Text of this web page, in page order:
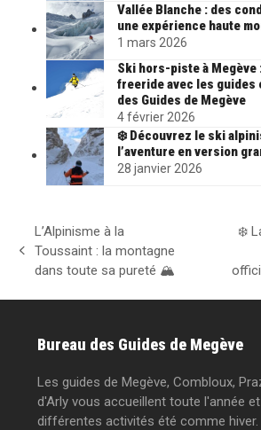
Vallée Blanche : des
une expérience haute
1 mars 2026
Ski hors-piste à Megève
freeride avec les guides
des Guides de Megève
4 février 2026
❄️ Découvrez le ski
l’aventure en version
28 janvier 2026
previous
post:
L’Alpinisme à la
Toussaint : la montagne
dans toute sa pureté 🏔️
❄️
Bureau des Guides de Megève
Les guides de Megève, Combloux,
d'Arly vous accueillent toute l'année
différentes activités été comme hiver.